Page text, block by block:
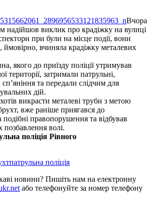
Вчора
надійшов виклик про крадіжку на вулиці
при були на місце події, вони
ймовірно, вчиняла крадіжку металевих
якого до приїзду поліції утримував
території, затримали патрульні,
та передали слідчим для
дій.
викрасти металеві труби з метою
вже раніше приягався до
подібні правопорушення та відбував
позбавлення волі.
поліція Рівного
патрульна поліція
новини? Пишіть нам на електронну
або телефонуйте за номер телефону